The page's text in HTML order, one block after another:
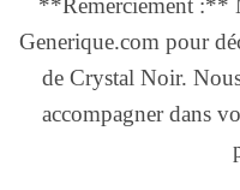
**Remerciement :**
Generique.com pour
de Crystal Noir.
accompagner dans